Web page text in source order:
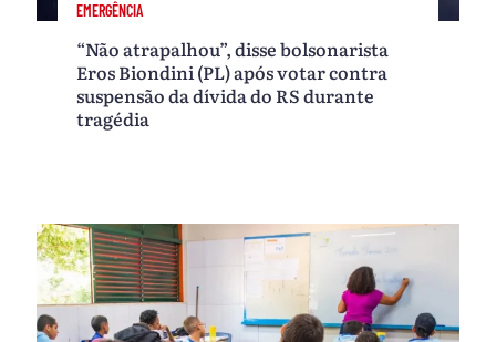
EMERGÊNCIA
“Não atrapalhou”, disse bolsonarista
Eros Biondini (PL) após votar contra
suspensão da dívida do RS durante
tragédia